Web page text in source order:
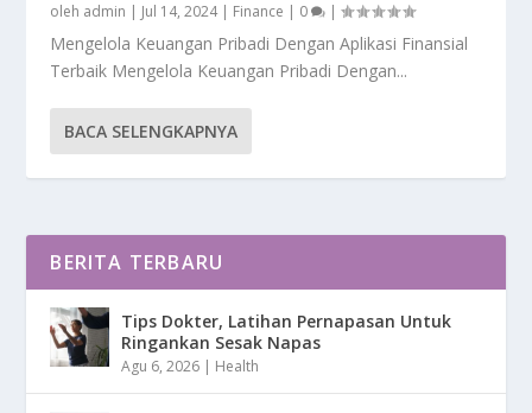
oleh admin | Jul 14, 2024| Finance | 0 |
Mengelola Keuangan Pribadi Dengan Aplikasi Finansial
Terbaik Mengelola Keuangan Pribadi Dengan...
BACA SELENGKAPNYA
BERITA TERBARU
Tips Dokter, Latihan Pernapasan Untuk
Ringankan Sesak Napas
Agu 6, 2026 | Health